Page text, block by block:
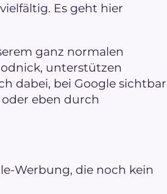
Es geht hier
ganz normalen
unterstützen
dabei, bei Google sichtbar
eben durch
Werbung, die noch kein